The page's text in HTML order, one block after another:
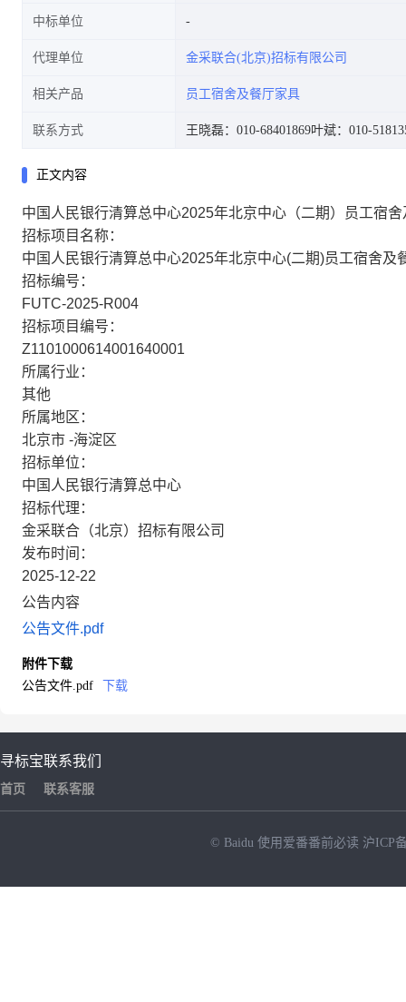
中标单位
代理单位 金采联合(北京)招标有限公司
相关产品 员工宿舍及餐厅家具
联系方式 王晓磊：010-68401869叶斌：010-
正文内容
中国人民银行清算总中心2025年北京中心（二期）员工宿
招标项目名称：
中国人民银行清算总中心2025年北京中心(二期)员工宿舍及
招标编号：
FUTC-2025-R004
招标项目编号：
Z1101000614001640001
所属行业：
其他
所属地区：
北京市 -海淀区
招标单位：
中国人民银行清算总中心
招标代理：
金采联合（北京）招标有限公司
发布时间：
2025-12-22
公告内容
公告文件.pdf
附件下载
公告文件.pdf
下载
寻标宝
首页
联系我们
联系客服
© Baidu 使用爱番番前必读 沪ICP